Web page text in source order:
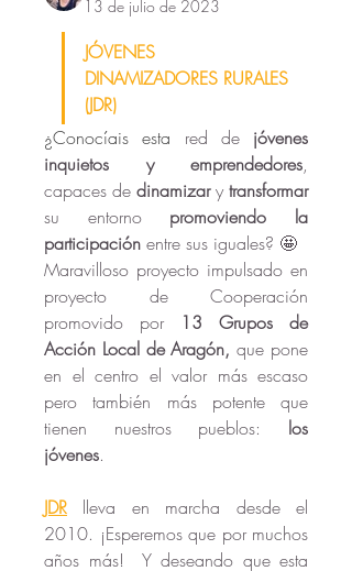
13 de julio de 2023
JÓVENES
DINAMIZADORES RURALES
(JDR)
¿Conocíais esta red de jóvenes
inquietos y emprendedores,
capaces de dinamizar y transformar
su entorno promoviendo la
participación entre sus iguales? 🤩
Maravilloso proyecto impulsado en
proyecto de Cooperación
promovido por
13 Grupos de
Acción Local de Aragón, que pone
en el centro el valor más escaso
pero también más potente que
tienen nuestros pueblos: los
jóvenes.
JDR lleva en marcha desde el
2010. ¡Esperemos que por muchos
años más!  Y deseando que esta